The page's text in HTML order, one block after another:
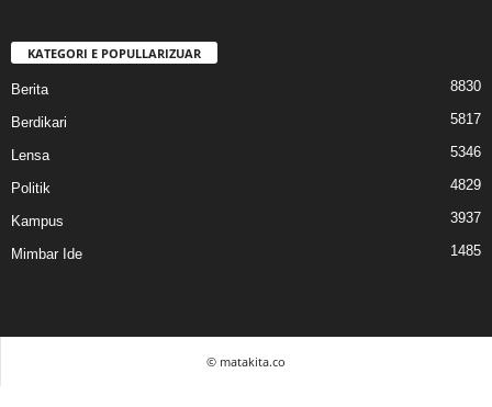
KATEGORI E POPULLARIZUAR
Berita 8830
Berdikari 5817
Lensa 5346
Politik 4829
Kampus 3937
Mimbar Ide 1485
© matakita.co